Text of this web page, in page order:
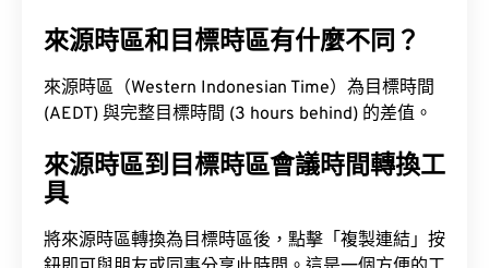
來源時區和目標時區有什麼不同？
來源時區（Western Indonesian Time）為目標時間
(AEDT) 與完整目標時間 (3 hours behind) 的差值。
來源時區到目標時區會議時間轉換工
具
將來源時區轉換為目標時區後，點擊「複製連結」按